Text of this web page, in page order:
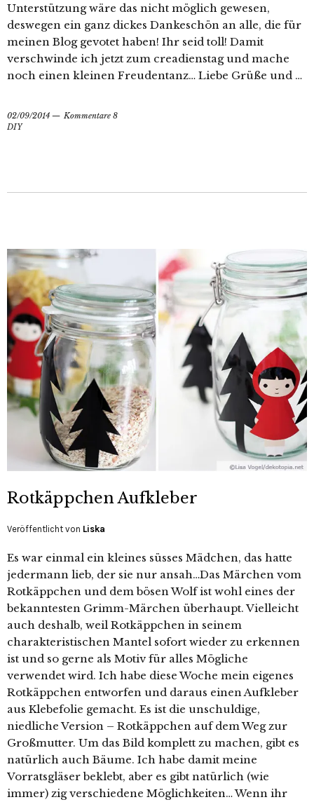
Unterstützung wäre das nicht möglich gewesen,
deswegen ein ganz dickes Dankeschön an alle, die für
meinen Blog gevotet haben! Ihr seid toll! Damit
verschwinde ich jetzt zum creadienstag und mache
noch einen kleinen Freudentanz… Liebe Grüße und …
02/09/2014
Kommentare 8
DIY
Rotkäppchen Aufkleber
Veröffentlicht von Liska
Es war einmal ein kleines süsses Mädchen, das hatte
jedermann lieb, der sie nur ansah…Das Märchen vom
Rotkäppchen und dem bösen Wolf ist wohl eines der
bekanntesten Grimm-Märchen überhaupt. Vielleicht
auch deshalb, weil Rotkäppchen in seinem
charakteristischen Mantel sofort wieder zu erkennen
ist und so gerne als Motiv für alles Mögliche
verwendet wird. Ich habe diese Woche mein eigenes
Rotkäppchen entworfen und daraus einen Aufkleber
aus Klebefolie gemacht. Es ist die unschuldige,
niedliche Version – Rotkäppchen auf dem Weg zur
Großmutter. Um das Bild komplett zu machen, gibt es
natürlich auch Bäume. Ich habe damit meine
Vorratsgläser beklebt, aber es gibt natürlich (wie
immer) zig verschiedene Möglichkeiten… Wenn ihr